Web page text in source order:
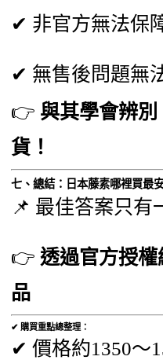
✔ 非官方無法保
✔ 無售後問題無
👉 與其學會辨
貨！
七、總結：日本藤素哪裡買最
📌 最佳答案只有
👉透過官方授
品
✔ 購買重點總整理：
✔ 價格約1350～